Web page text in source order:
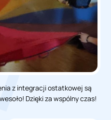
z integracji ostatkowej są
Dzięki za wspólny czas!